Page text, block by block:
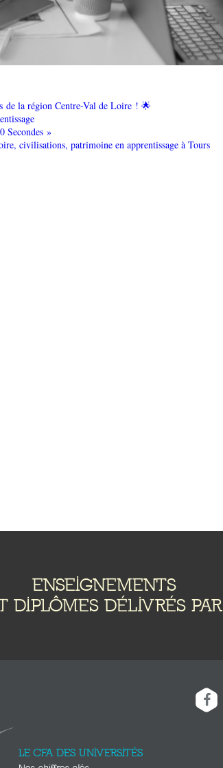
de la région Centre-Val de Loire ! 🌟
Secondes »
civilisations, patrimoine en apprentissage à Tours
ENSEIGNEMENTS
DIPLÔMES DÉLIVRÉS PAR
LE CFA DES UNIVERSITÉS